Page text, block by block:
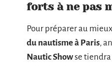
forts à ne pas
Pour préparer au
du nautisme à Paris,
Nautic Showse tiendra